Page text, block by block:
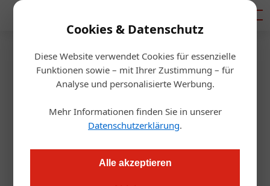
Cookies & Datenschutz
Diese Website verwendet Cookies für essenzielle
Funktionen sowie – mit Ihrer Zustimmung – für
Analyse und personalisierte Werbung.
Mehr Informationen finden Sie in unserer
Datenschutzerklärung.
Alle akzeptieren
Startseite/Gastro & Hotel
Nielsen//NetRatings: Hotel
Reservation Service (HRS) hat
die größte Reichweite aller
deutschen Hotel-Portale